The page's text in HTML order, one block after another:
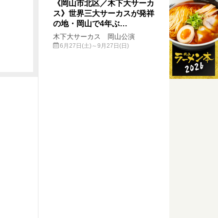
《岡山市北区／木下大サーカ
ス》世界三大サーカスが発祥
の地・岡山で4年ぶ…
木下大サーカス 岡山公演
6月27日(土)～9月27日(日)